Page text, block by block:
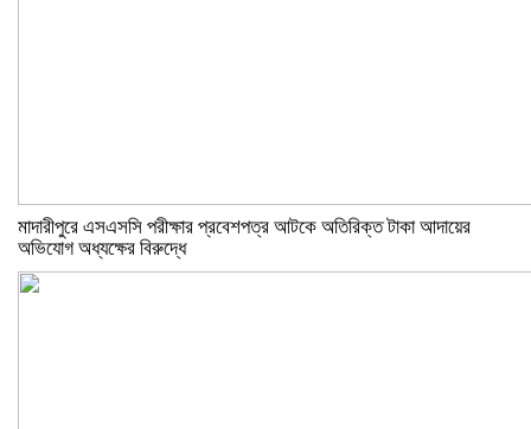
মাদারীপুরে এসএসসি পরীক্ষার প্রবেশপত্র আটকে অতিরিক্ত টাকা আদায়ের
অভিযোগ অধ্যক্ষের বিরুদ্ধে